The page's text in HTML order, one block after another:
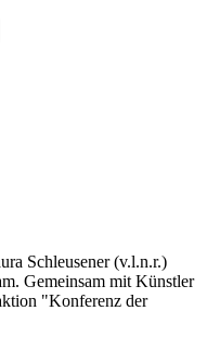
Schleusener (v.l.n.r.)
Gemeinsam mit Künstler
"Konferenz der